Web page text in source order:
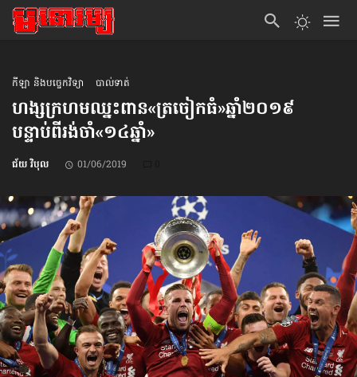
កីឡា និងបច្ចេកវិទ្យា បាល់ទាត់
ហង្សក្រហម​ឈ្នះ​ពាន​«ត្រចៀកធំ»​ឆ្នាំ២០១៩
បន្ទាប់ពី​រង់ចាំ​«១៤ឆ្នាំ»
ជ័យ វិបុល 01/06/2019